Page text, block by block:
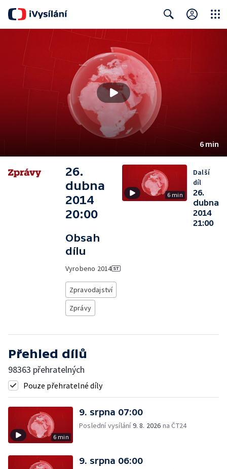
6 min
26.
dubna
2014
20:00
Obsah
dílu
Vyrobeno 2014
Zpravodajství
Zprávy
6 min
Další
díl
26.
dubna
2014
21:00
Přehled dílů
98363 přehratelných
Pouze přehratelné díly
6 min
9. srpna 07:00
Poslední vysílání9. 8. 2026 na ČT24
9. srpna 06:00